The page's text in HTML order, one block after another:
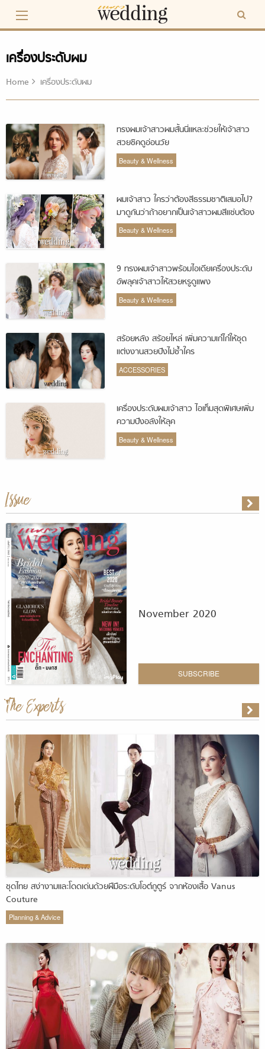
content
เครื่องประดับผม
Home เครื่องประดับผม
ทรงผมเจ้าสาวผมสั้นนี่แหละช่วยให้เจ้าสาว
สวยชิคดูอ่อนวัย
Beauty & Wellness
ผมเจ้าสาว ใครว่าต้องสีธรรมชาติเสมอไป?
มาดูกันว่าถ้าอยากเป็นเจ้าสาวผมสีแซ่บต้อง
ทำยังไง?
Beauty & Wellness
9 ทรงผมเจ้าสาวพร้อมไอเดียเครื่องประดับ
อัพลุคเจ้าสาวให้สวยหรูดูแพง
Beauty & Wellness
สร้อยหลัง สร้อยไหล่ เพิ่มความเก๋ไก๋ให้ชุด
แต่งงานสวยปังไม่ซ้ำใคร
ACCESSORIES
เครื่องประดับผมเจ้าสาว ไอเท็มสุดพิเศษเพิ่ม
ความปังอลังให้ลุค
Beauty & Wellness
Issue
November 2020
SUBSCRIBE
The Experts
ชุดไทย สง่างามและโดดเด่นด้วยฝีมือระดับโอต์กูตูร์ จากห้องเสื้อ Vanus
Couture
Planning & Advice